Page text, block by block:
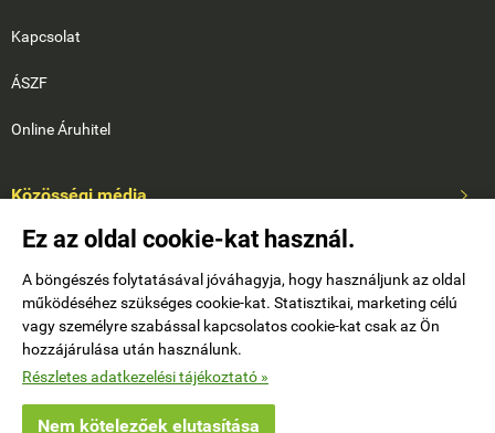
Ez az oldal cookie-kat használ.
A böngészés folytatásával jóváhagyja, hogy használjunk az oldal
működéséhez szükséges cookie-kat. Statisztikai, marketing célú
vagy személyre szabással kapcsolatos cookie-kat csak az Ön
hozzájárulása után használunk.
Részletes adatkezelési tájékoztató »
Nem kötelezőek elutasítása
Kapcsolat
ÁSZF
Online Áruhitel
Közösségi média 
Saját fiók